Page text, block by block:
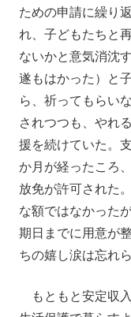
ための申請に繰り
れ、子どもたちと
ないかと意気消沈
遂もはかった）と
ら、祈ってもらい
されつつも、やれ
援を続けていた。
か月が経ったころ
放免が許可された
な額ではなかった
期日までに用意が
ちの嬉し涙は忘れ
もともと安定収